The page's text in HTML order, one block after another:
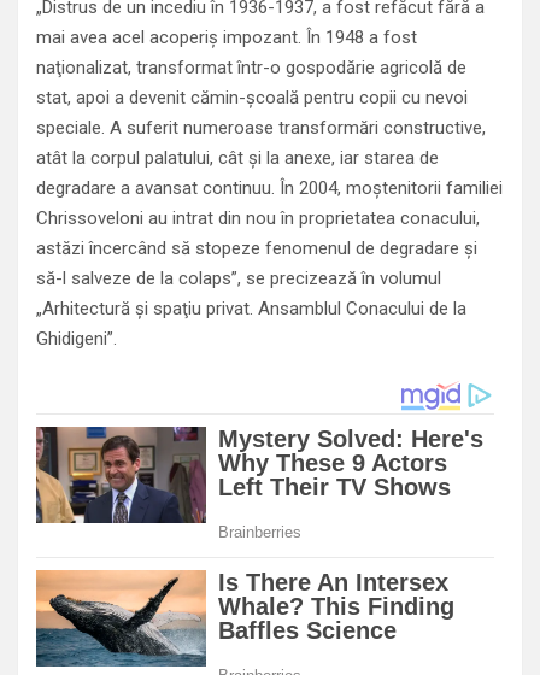
„Distrus de un incediu în 1936-1937, a fost refăcut fără a
mai avea acel acoperiş impozant. În 1948 a fost
naţionalizat, transformat într-o gospodărie agricolă de
stat, apoi a devenit cămin-şcoală pentru copii cu nevoi
speciale. A suferit numeroase transformări constructive,
atât la corpul palatului, cât şi la anexe, iar starea de
degradare a avansat continuu. În 2004, moştenitorii familiei
Chrissoveloni au intrat din nou în proprietatea conacului,
astăzi încercând să stopeze fenomenul de degradare şi
să-l salveze de la colaps”, se precizează în volumul
„Arhitectură şi spaţiu privat. Ansamblul Conacului de la
Ghidigeni”.